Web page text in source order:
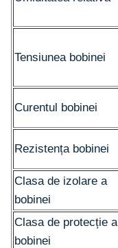
Tensiunea bobinei
Curentul bobinei
Rezistența bobinei
Clasa de izolare a
bobinei
Clasa de protecție a
bobinei